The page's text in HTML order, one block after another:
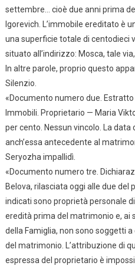
settembre… cioè due anni prima
Igorevich. L’immobile ereditato è
una superficie totale di centodieci
situato all’indirizzo: Mosca, tale
In altre parole, proprio questo
Silenzio.
«Documento numero due.
Immobili. Proprietario — Maria
per cento. Nessun vincolo. La
anch’essa antecedente al
Seryozha impallidì.
«Documento numero tre.
Belova, rilasciata oggi alle due del
indicati sono proprietà personale
eredità prima del matrimonio e, ai
della Famiglia, non sono soggetti
del matrimonio. L’attribuzione di
espressa del proprietario è